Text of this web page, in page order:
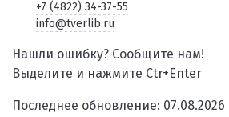
+7 (4822) 34-37-55
info@tverlib.ru
Нашли ошибку? Сообщите нам!
Выделите и нажмите Ctr+Enter
Последнее обновление: 07.08.2026